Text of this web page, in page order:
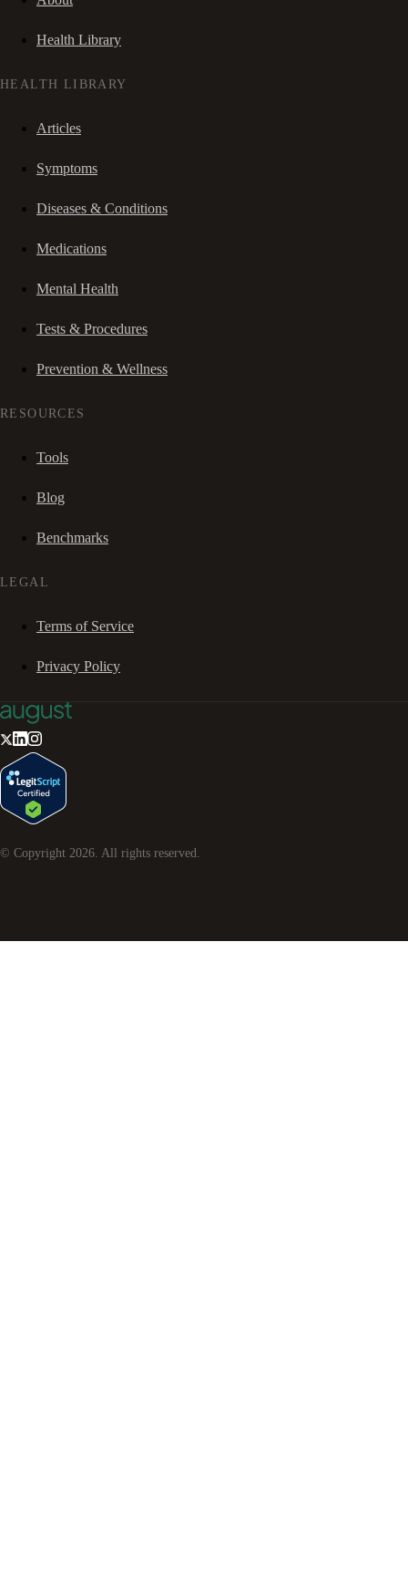
Health Library
HEALTH LIBRARY
Articles
Symptoms
Diseases & Conditions
Medications
Mental Health
Tests & Procedures
Prevention & Wellness
RESOURCES
Tools
Blog
Benchmarks
LEGAL
Terms of Service
Privacy Policy
© Copyright 2026. All rights reserved.